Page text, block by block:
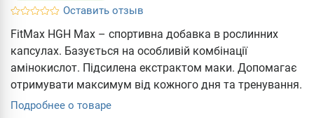
Оставить отзыв
FitMax HGH Max – спортивна добавка в рослинних
капсулах. Базується на особливій комбінації
амінокислот. Підсилена екстрактом маки. Допомагає
отримувати максимум від кожного дня та тренування.
Подробнее о товаре